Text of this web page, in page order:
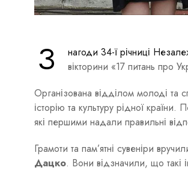
З нагоди 34-ї річниці
вікторини «17 питань про
Організована відділом молоді та
історію та культуру рідної
які першими надали правильні
Грамоти та пам’ятні сувеніри
Дацко. Вони відзначили, що такі